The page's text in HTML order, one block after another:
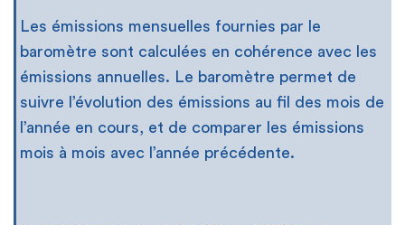
Les émissions mensuelles fournies par le
baromètre sont calculées en cohérence avec les
émissions annuelles. Le baromètre permet de
suivre l’évolution des émissions au fil des mois de
l’année en cours, et de comparer les émissions
mois à mois avec l’année précédente.